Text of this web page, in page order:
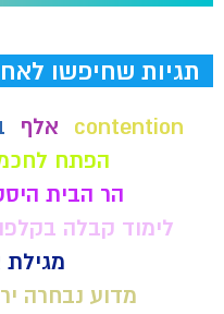
תגיות שחיפשו
contention אלף
הפתח
הר הבית
לימוד קבלה
מדוע נבחרה